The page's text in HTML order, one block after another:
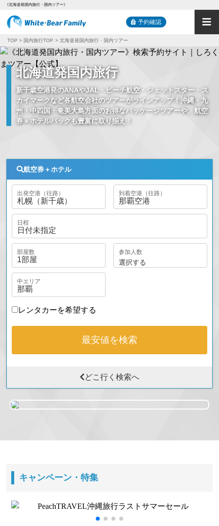
《北海道発国内旅行・国内ツアー》
予約確認
営業時間
月～金曜日 10:00～17:00
TOP 国内旅行TOP 北海道発国内旅行・国内ツアー
北海道発国内旅行
新千歳空港発のANAやJAL・ピーチ航空・ジェットスター・ス
カイマークなど各航空会社のツアーがラインアップ！沖縄・九
州・中四国・奄美大島方面のお得なパッケージツアーや、航空
券＋ホテルパックも豊富に取り揃え！
航空券＋ホテル
参加人数
選択する
レンタカーを希望する
最安値を検索
どこ行く検索へ
キャンペーン・特集